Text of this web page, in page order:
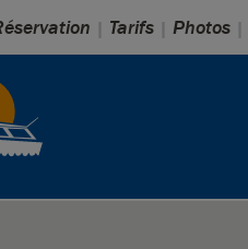
Tarifs Photos